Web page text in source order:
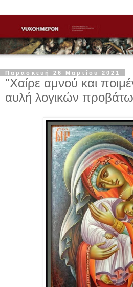
Παρασκευή 26 Μαρτίου 2021
"Χαίρε αμνού και
αυλή λογικών